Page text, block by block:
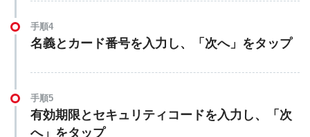
手順4
名義とカード番号を入力し、「次へ」をタップ
手順5
有効期限とセキュリティコードを入力し、「次
へ」をタップ